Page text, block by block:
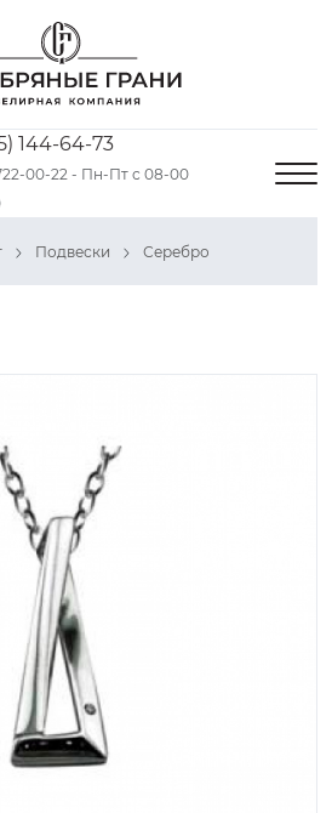
144-64-73
00-22 - Пн-Пт с 08-00
Подвески Серебро